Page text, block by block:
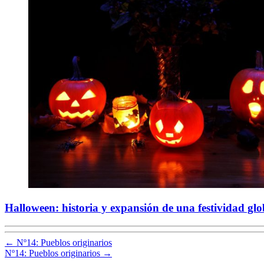
Halloween: historia y expansión de una festividad
← Nº14: Pueblos originarios
Nº14: Pueblos originarios →